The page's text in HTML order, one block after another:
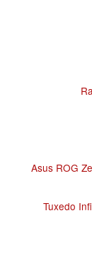
Asus ROG
Tuxedo